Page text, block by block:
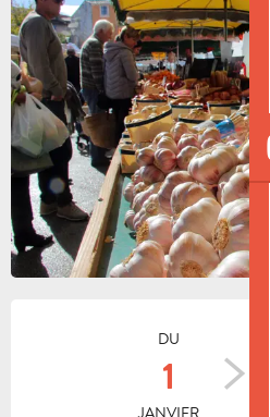
OUVERTURE ET
DU
1